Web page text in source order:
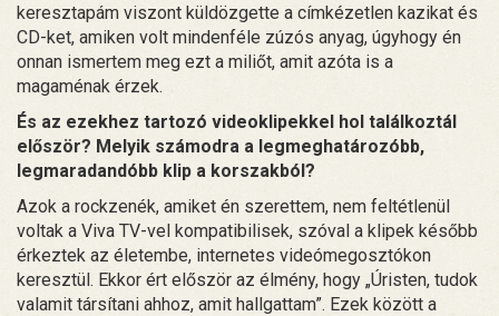
keresztapám viszont küldözgette a címkézetlen kazikat és
CD-ket, amiken volt mindenféle zúzós anyag, úgyhogy én
onnan ismertem meg ezt a miliőt, amit azóta is a
magaménak érzek.
És az ezekhez tartozó videoklipekkel hol találkoztál
először? Melyik számodra a legmeghatározóbb,
legmaradandóbb klip a korszakból?
Azok a rockzenék, amiket én szerettem, nem feltétlenül
voltak a Viva TV-vel kompatibilisek, szóval a klipek később
érkeztek az életembe, internetes videómegosztókon
keresztül. Ekkor ért először az élmény, hogy „Úristen, tudok
valamit társítani ahhoz, amit hallgattam”. Ezek között a